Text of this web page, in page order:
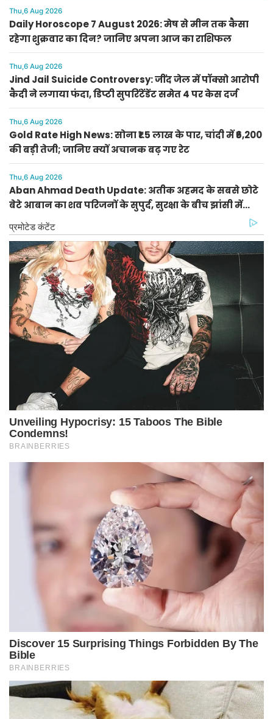
Thu,6 Aug 2026
Daily Horoscope 7 August 2026: मेष से मीन तक कैसा
रहेगा शुक्रवार का दिन? जानिए अपना आज का राशिफल
Thu,6 Aug 2026
Jind Jail Suicide Controversy: जींद जेल में पॉक्सो आरोपी
कैदी ने लगाया फंदा, डिप्टी सुपरिंटेंडेंट समेत 4 पर केस दर्ज
Thu,6 Aug 2026
Gold Rate High News: सोना ₹1.5 लाख के पार, चांदी में ₹6,200
की बड़ी तेजी; जानिए क्यों अचानक बढ़ गए रेट
Thu,6 Aug 2026
Aban Ahmad Death Update: अतीक अहमद के सबसे छोटे
बेटे आबान का शव परिजनों के सुपुर्द, सुरक्षा के बीच झांसी में
प्रक्रिया पूरी